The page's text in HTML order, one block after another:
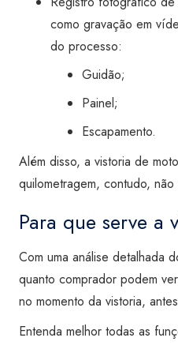
como gravação em
do processo:
Guidão;
Painel;
Escapamento.
Além disso, a vistoria de
quilometragem, contudo,
Para que serve a
Com uma análise detalhada
quanto comprador podem
no momento da vistoria,
Entenda melhor todas as